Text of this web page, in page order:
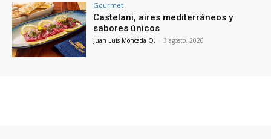
Gourmet
Castelani, aires mediterráneos y
sabores únicos
Juan Luis Moncada O. - 3 agosto, 2026